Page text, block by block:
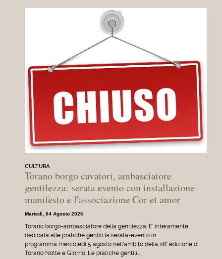
CULTURA
Torano borgo cavatori, ambasciatore
gentilezza: serata evento con installazione-
manifesto e l'associazione Cor et amor
Martedì, 04 Agosto 2026
Torano borgo-ambasciatore della gentilezza. E' interamente
dedicata alle pratiche gentili la serata-evento in
programma mercoledì 5 agosto nell'ambito della 28° edizione di
Torano Notte e Giorno. Le pratiche gentili…